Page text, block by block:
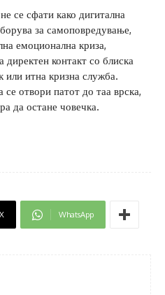
се сфати како дигитална
за самоповредување,
емоционална криза,
директен контакт со блиска
или итна кризна служба.
отвори патот до таа врска,
да остане човечка.
X WhatsApp